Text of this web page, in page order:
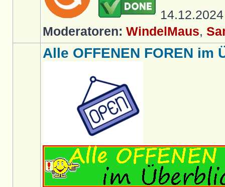
Moderatoren: WindelMaus,
Alle OFFENEN FOREN im